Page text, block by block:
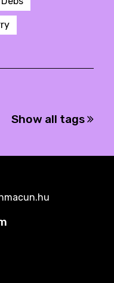
Show all tags